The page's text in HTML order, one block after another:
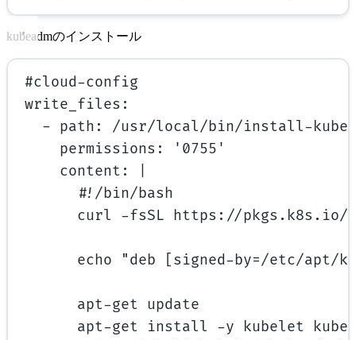
kubeadmのインストール
#cloud-config
write_files :
- path : /usr/local/bin/install-
permissions :
'0755'
content :
#!/bin/bash
curl -fsSL https://pkgs.k8s.io/
echo "deb [signed-by=/etc/
apt-get update
apt-get install -y kubelet